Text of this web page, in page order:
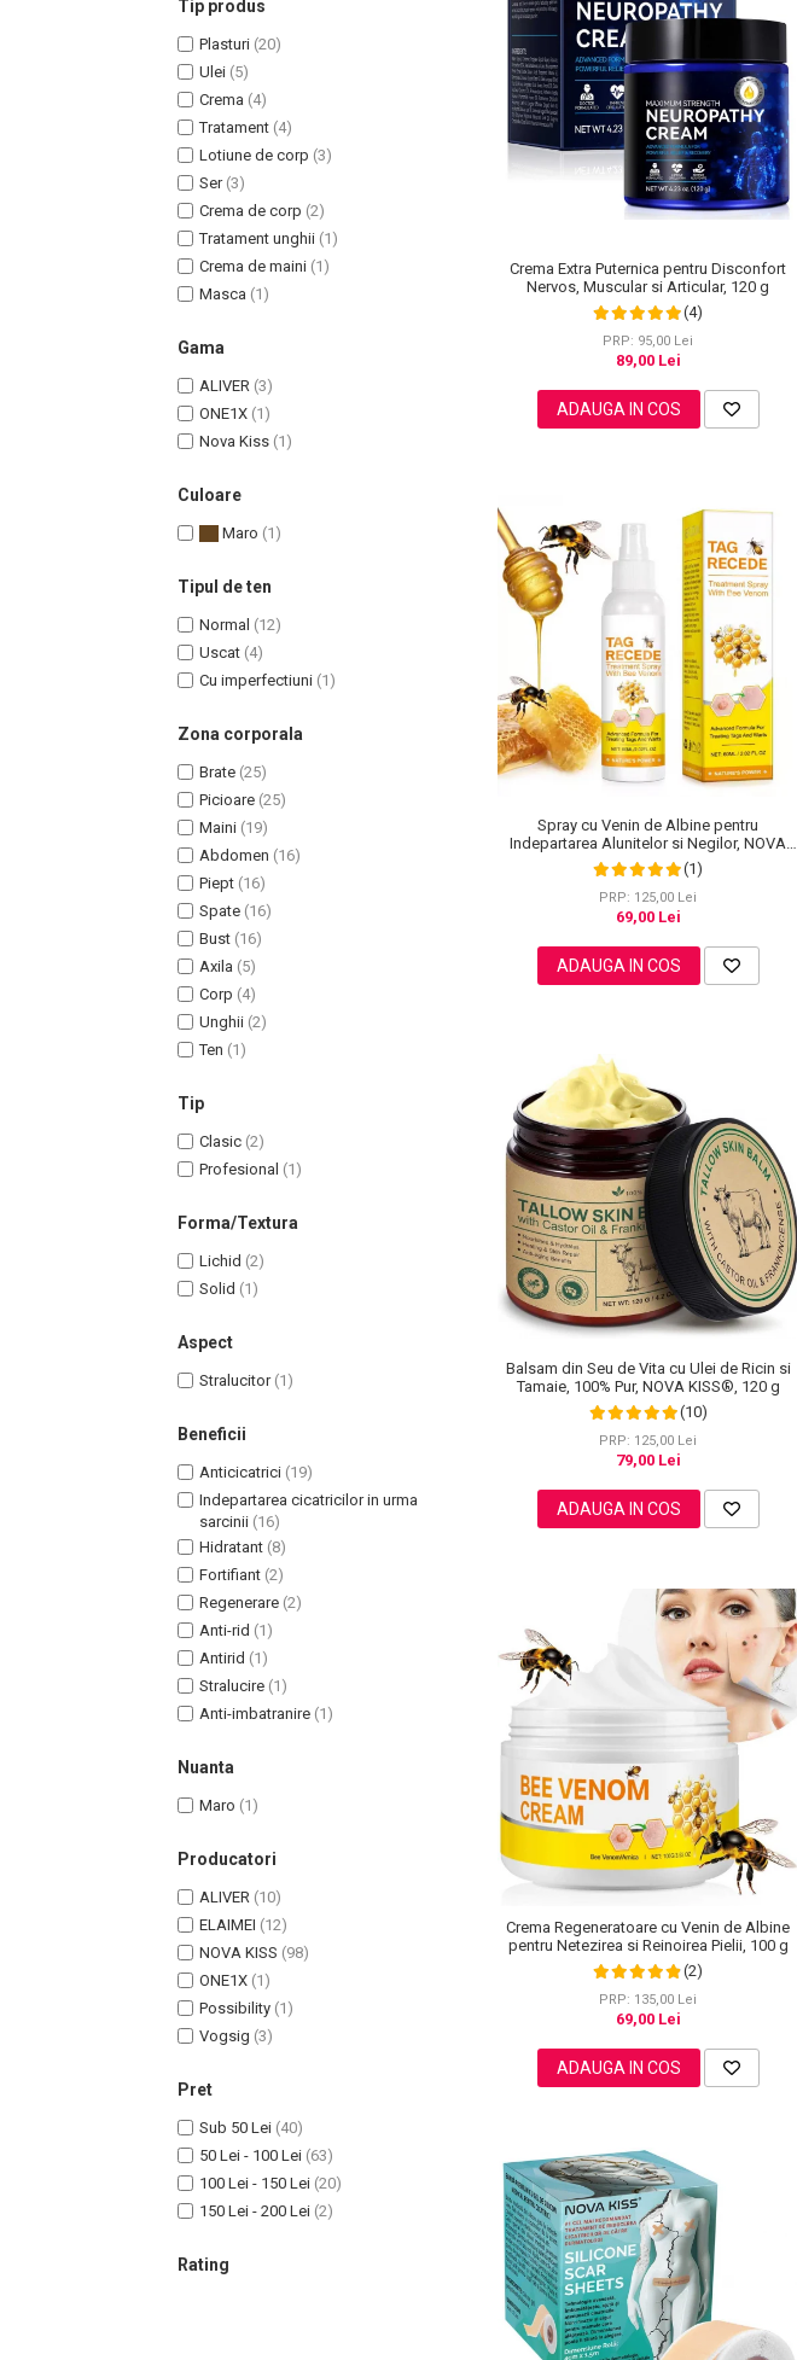
Uleiuri Unghii / Cuticule
Masaj Facial si Drenaj Limfatic
Plasturi ochi / nas / frunte
Produse Curatare Ten
Demachiant si Apa Micelara
Sampoane Colorante
Tip produs
Plasturi (20)
Ulei (5)
Crema (4)
Tratament (4)
Lotiune de corp (3)
Ser (3)
Crema de corp (2)
Tratament unghii (1)
Crema de maini (1)
Masca (1)
Gama
ALIVER (3)
ONE1X (1)
Nova Kiss (1)
Culoare
Maro (1)
Tipul de ten
Normal (12)
Uscat (4)
Cu imperfectiuni (1)
Zona corporala
Brate (25)
Picioare (25)
Maini (19)
Abdomen (16)
Piept (16)
Spate (16)
Bust (16)
Axila (5)
Corp (4)
Unghii (2)
Ten (1)
Tip
Clasic (2)
Profesional (1)
Forma/Textura
Lichid (2)
Solid (1)
Aspect
Stralucitor (1)
Beneficii
Anticicatrici (19)
Indepartarea cicatricilor in urma
sarcinii (16)
Hidratant (8)
Fortifiant (2)
Regenerare (2)
Anti-rid (1)
Antirid (1)
Stralucire (1)
Anti-imbatranire (1)
Nuanta
Maro (1)
Producatori
ALIVER (10)
ELAIMEI (12)
NOVA KISS (98)
ONE1X (1)
Possibility (1)
Vogsig (3)
Pret
Sub 50 Lei (40)
50 Lei - 100 Lei (63)
100 Lei - 150 Lei (20)
150 Lei - 200 Lei (2)
Rating
Crema Extra Puternica pentru Disconfort
Nervos, Muscular si Articular, 120 g
(4)
PRP: 95,00 Lei
89,00 Lei
ADAUGA IN COS
Spray cu Venin de Albine pentru
Indepartarea Alunitelor si Negilor, NOVA
KISS®, 60 ml(1)
PRP: 125,00 Lei
69,00 Lei
ADAUGA IN COS
Balsam din Seu de Vita cu Ulei de Ricin si
Tamaie, 100% Pur, NOVA KISS®, 120 g
(10)
PRP: 125,00 Lei
79,00 Lei
ADAUGA IN COS
Crema Regeneratoare cu Venin de Albine
pentru Netezirea si Reinoirea Pielii, 100 g
(2)
PRP: 135,00 Lei
69,00 Lei
ADAUGA IN COS